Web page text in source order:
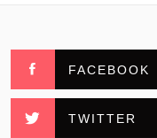
FACEBOOK
TWITTER